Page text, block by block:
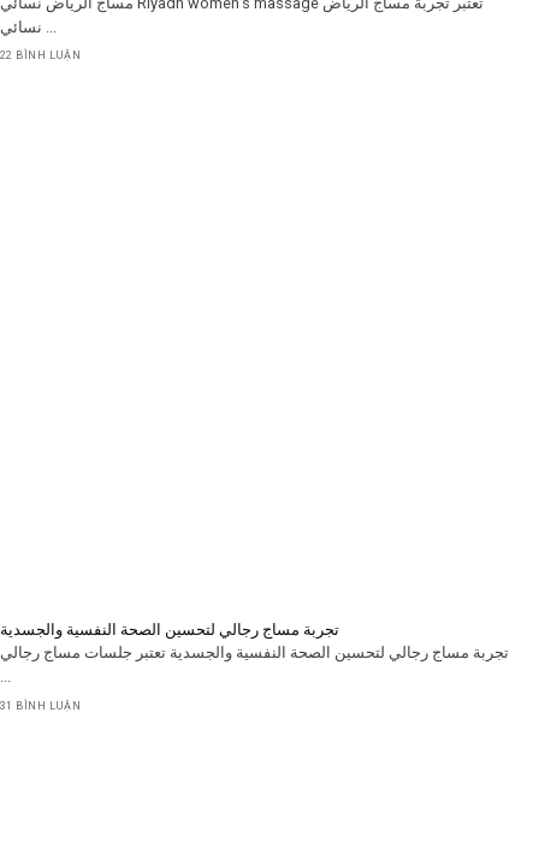
22 BÌNH LUẬN
تجربة مساج رجالي لتحسين الصحة النفسية والجسدية
تجربة مساج رجالي لتحسين الصحة النفسية والجسدية تعتبر جلسات مساج رجالي
...
31 BÌNH LUẬN